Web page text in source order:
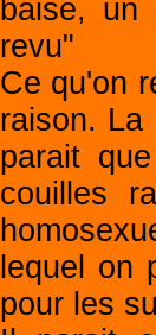
baisé,
revu"
Ce qu'on
raison. La
parait
couilles
lequel on
pour les